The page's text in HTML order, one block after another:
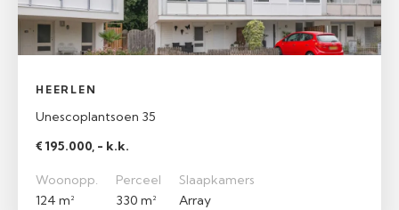
HEERLEN
Unescoplantsoen 35
€ 195.000, - k.k.
Woonopp.
124 m²
Perceel
330 m²
Slaapkamers
Array